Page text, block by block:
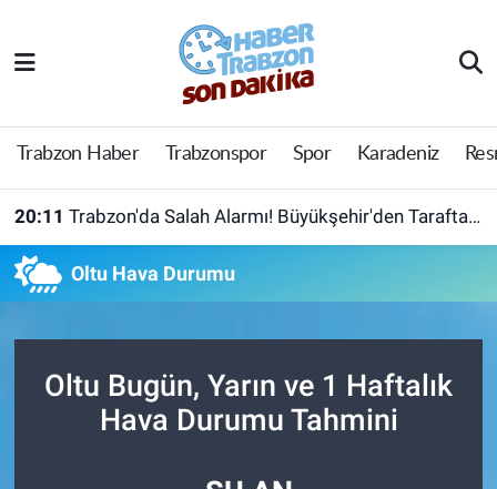
Trabzon Haber Trabzonspor Spor Karadeniz
20:11 Trabzon'da Salah Alarmı! Büyükşehir'den Taraftara Ücretsiz Ulaşım Hamlesi
Oltu Hava Durumu
Oltu Bugün, Yarın ve 1 Haftalık
Hava Durumu Tahmini
Trabzon Haber
Trabzonspor
Yazarlar
Perde Arkası
Trabzon Nöbetçi Eczaneler
Trabzon Hava Durumu
Tüm Manşetler
Son Dakika Haberleri